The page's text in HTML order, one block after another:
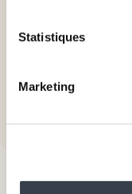
Statistiques
Marketing
I